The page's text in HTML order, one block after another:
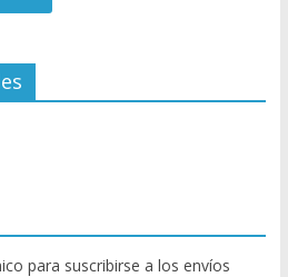
para suscribirse a los envíos